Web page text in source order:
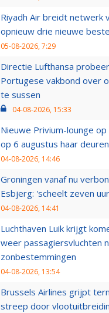
Riyadh Air breidt netwerk
opnieuw drie nieuwe
05-08-2026, 7:29
Directie Lufthansa
Portugese vakbond over
te sussen
04-08-2026, 15:33
Nieuwe Privium-lounge
op 6 augustus haar deuren
04-08-2026, 14:46
Groningen vanaf nu
Esbjerg: 'scheelt zeven
04-08-2026, 14:41
Luchthaven Luik krijgt
weer passagiersvluchten
zonbestemmingen
04-08-2026, 13:54
Brussels Airlines grijpt
streep door